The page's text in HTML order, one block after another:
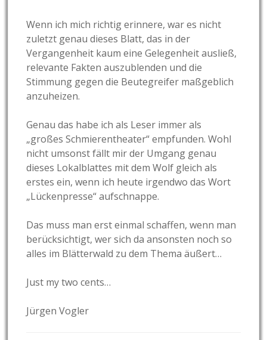
Wenn ich mich richtig erinnere, war es nicht
zuletzt genau dieses Blatt, das in der
Vergangenheit kaum eine Gelegenheit ausließ,
relevante Fakten auszublenden und die
Stimmung gegen die Beutegreifer maßgeblich
anzuheizen.
Genau das habe ich als Leser immer als
„großes Schmierentheater“ empfunden. Wohl
nicht umsonst fällt mir der Umgang genau
dieses Lokalblattes mit dem Wolf gleich als
erstes ein, wenn ich heute irgendwo das Wort
„Lückenpresse“ aufschnappe.
Das muss man erst einmal schaffen, wenn man
berücksichtigt, wer sich da ansonsten noch so
alles im Blätterwald zu dem Thema äußert…
Just my two cents…
Jürgen Vogler